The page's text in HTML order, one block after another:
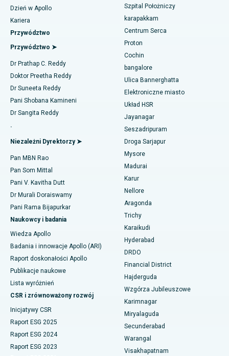
Znajdź urologa
Znajdź diabetologa
Znajdź ginekologa
Znajdź lekarza ogólnego
Znajdź psychologa
Znajdź chirurga ogólnego
Najlepszy szpital na Kovai Road, Karur
Najlepszy szpital w Karapakkam, Chennai
Najlepszy szpital w Arilova, Vizag
Najlepszy szpital przy Kanpur Road w Lucknow
Najlepszy szpital w sektorze 26, Noida
Najlepszy szpital w Gandhinagarze, Ahmedabad
Najlepszy szpital w Aragondzie, Andhra Pradesh
Najlepszy szpital przy Bannerghatta Road w Bangalore
Najlepszy szpital w oddziale 15 w Bhubaneswar
Najlepszy szpital przy Seepat Road w Bilaspur
Najlepszy szpital w Ellisbridge, Ahmedabad
Najlepszy szpital w Nowym Delhi
Najlepszy szpital w DRDO, Hajdarabad
Najlepszy szpital przy GS Road w Guwahati
Najlepszy szpital w Hajdarabadzie
Najlepszy szpital w Vijay Nagar, Indore
Najlepszy szpital przy Suryaraopeta Main Road, Kakinada
Angiogram wieńcowy
Wymiana przezcewnikowej zastawki aortalnej
Naprawa zastawki MitraClip
Minimalnie inwazyjna kardiochirurgia
Ablacja cewnika
Ablacja endometrium
Embolizacja tętnicy macicznej
Operacja raka piersi
Brachyterapia
Kolonoskopia
Polipektomia
Głęboka stymulacja mózgu
Dializa otrzewnowa
Biopsja nerki
Paratyroidektomia
Dzień w Apollo
Kariera
Przywództwo
Przywództwo ➤
Dr Prathap C. Reddy
Doktor Preetha Reddy
Dr Suneeta Reddy
Pani Shobana Kamineni
Dr Sangita Reddy
.
Niezależni Dyrektorzy ➤
Pan MBN Rao
Pan Som Mittal
Pani V. Kavitha Dutt
Dr Murali Doraiswamy
Pani Rama Bijapurkar
Naukowcy i badania
Wiedza Apollo
Badania i innowacje Apollo (ARI)
Raport doskonałości Apollo
Publikacje naukowe
Lista wyróżnień
CSR i zrównoważony rozwój
Inicjatywy CSR
Raport ESG 2025
Raport ESG 2024
Raport ESG 2023
Szpital Położniczy
karapakkam
Centrum Serca
Proton
Cochin
bangalore
Ulica Bannerghatta
Elektroniczne miasto
Układ HSR
Jayanagar
Seszadripuram
Droga Sarjapur
Mysore
Madurai
Karur
Nellore
Aragonda
Trichy
Karaikudi
Hyderabad
DRDO
Financial District
Hajderguda
Wzgórza Jubileuszowe
Karimnagar
Miryalaguda
Secunderabad
Warangal
Visakhapatnam